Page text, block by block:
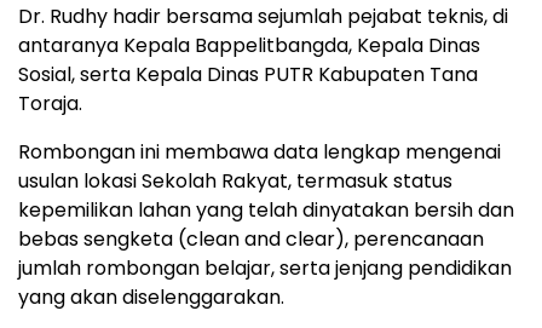
Dr. Rudhy hadir bersama sejumlah pejabat teknis, di
antaranya Kepala Bappelitbangda, Kepala Dinas
Sosial, serta Kepala Dinas PUTR Kabupaten Tana
Toraja.
Rombongan ini membawa data lengkap mengenai
usulan lokasi Sekolah Rakyat, termasuk status
kepemilikan lahan yang telah dinyatakan bersih dan
bebas sengketa (clean and clear), perencanaan
jumlah rombongan belajar, serta jenjang pendidikan
yang akan diselenggarakan.